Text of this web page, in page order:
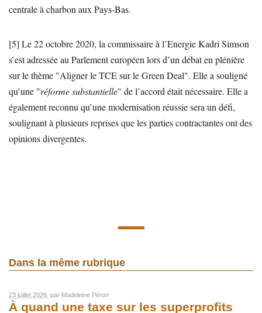
centrale à charbon aux Pays-Bas.
[5] Le 22 octobre 2020, la commissaire à l’Energie Kadri Simson
s’est adressée au Parlement européen lors d’un débat en plénière
sur le thème "Aligner le TCE sur le Green Deal". Elle a souligné
qu’une "réforme substantielle" de l’accord était nécessaire. Elle a
également reconnu qu’une modernisation réussie sera un défi,
soulignant à plusieurs reprises que les parties contractantes ont des
opinions divergentes.
Dans la même rubrique
23 juillet 2026 , par Madeleine Péron
À quand une taxe sur les superprofits